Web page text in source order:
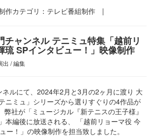
カテゴリ： テレビ番組制作 |
チャンネル テニミュ特集「越前リ
琉 SPインタビュー！」映像制作
出 / 編集
ネルにて、2024年2月と3月の2ヶ月に渡り 大
ニミュ」シリーズから選りすぐりの4作品が
弊社が「ミュージカル『新テニスの王子様』
本編後に放送される、 「越前リョーマ役 今
ー！」の映像制作を担当致しました。